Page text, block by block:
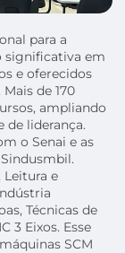
para a
significativa em
e oferecidos
de 170
ampliando
de liderança.
o Senai e as
Leitura e
Técnicas de
3 Eixos. Esse
SCM